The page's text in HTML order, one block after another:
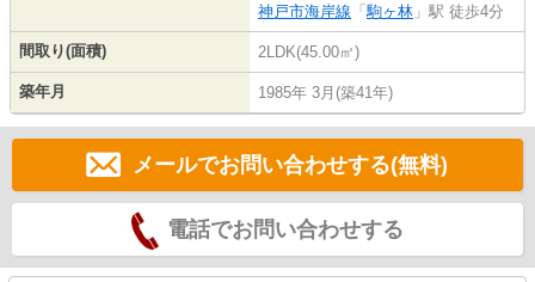
神戸市海岸線 「駒ヶ林 」駅 徒歩4分
間取り(面積) 2LDK(45.00㎡)
築年月 1985年 3月(築41年)
メールでお問い合わせする(無料)
電話でお問い合わせする